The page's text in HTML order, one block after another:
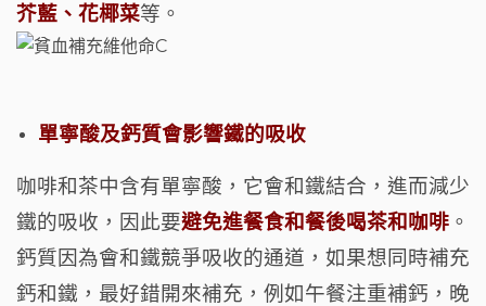
芥藍、花椰菜等。
單寧酸及鈣質會影響鐵的吸收
咖啡和茶中含有單寧酸，它會和鐵結合，進而減少
鐵的吸收，因此要避免進餐食和餐後喝茶和咖啡 。
鈣質因為會和鐵競爭吸收的通道，如果想同時補充
鈣和鐵，最好錯開來補充，例如午餐注重補鈣，晚